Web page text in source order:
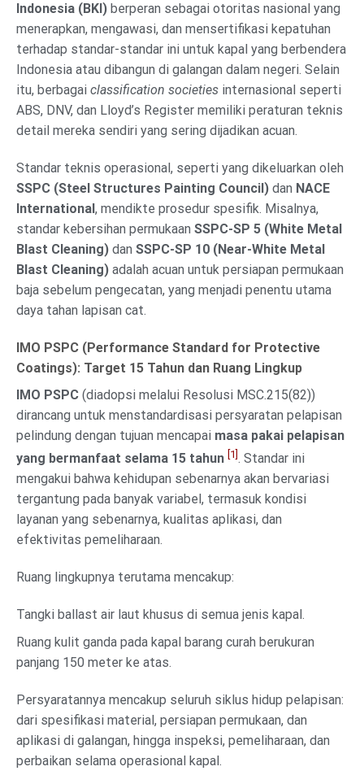
Indonesia (BKI) berperan sebagai otoritas nasional yang
menerapkan, mengawasi, dan mensertifikasi kepatuhan
terhadap standar-standar ini untuk kapal yang berbendera
Indonesia atau dibangun di galangan dalam negeri. Selain
itu, berbagai classification societies internasional seperti
ABS, DNV, dan Lloyd’s Register memiliki peraturan teknis
detail mereka sendiri yang sering dijadikan acuan.
Standar teknis operasional, seperti yang dikeluarkan oleh
SSPC (Steel Structures Painting Council) dan NACE
International, mendikte prosedur spesifik. Misalnya,
standar kebersihan permukaan SSPC-SP 5 (White Metal
Blast Cleaning) dan SSPC-SP 10 (Near-White Metal
Blast Cleaning) adalah acuan untuk persiapan permukaan
baja sebelum pengecatan, yang menjadi penentu utama
daya tahan lapisan cat.
IMO PSPC (Performance Standard for Protective
Coatings): Target 15 Tahun dan Ruang Lingkup
IMO PSPC (diadopsi melalui Resolusi MSC.215(82))
dirancang untuk menstandardisasi persyaratan pelapisan
pelindung dengan tujuan mencapai masa pakai pelapisan
yang bermanfaat selama 15 tahun [1]. Standar ini
mengakui bahwa kehidupan sebenarnya akan bervariasi
tergantung pada banyak variabel, termasuk kondisi
layanan yang sebenarnya, kualitas aplikasi, dan
efektivitas pemeliharaan.
Ruang lingkupnya terutama mencakup:
Tangki ballast air laut khusus di semua jenis kapal.
Ruang kulit ganda pada kapal barang curah berukuran
panjang 150 meter ke atas.
Persyaratannya mencakup seluruh siklus hidup pelapisan:
dari spesifikasi material, persiapan permukaan, dan
aplikasi di galangan, hingga inspeksi, pemeliharaan, dan
perbaikan selama operasional kapal.